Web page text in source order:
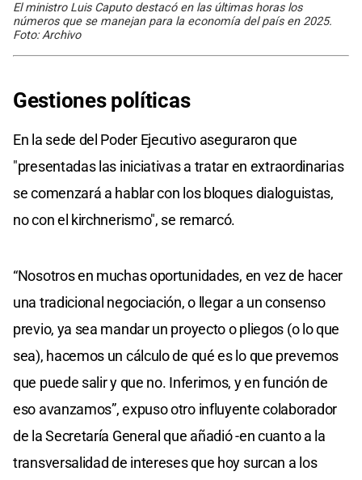
El ministro Luis Caputo destacó en las últimas horas los
números que se manejan para la economía del país en 2025.
Foto: Archivo
Gestiones políticas
En la sede del Poder Ejecutivo aseguraron que
"presentadas las iniciativas a tratar en extraordinarias
se comenzará a hablar con los bloques dialoguistas,
no con el kirchnerismo", se remarcó.
“Nosotros en muchas oportunidades, en vez de hacer
una tradicional negociación, o llegar a un consenso
previo, ya sea mandar un proyecto o pliegos (o lo que
sea), hacemos un cálculo de qué es lo que prevemos
que puede salir y que no. Inferimos, y en función de
eso avanzamos”, expuso otro influyente colaborador
de la Secretaría General que añadió -en cuanto a la
transversalidad de intereses que hoy surcan a los